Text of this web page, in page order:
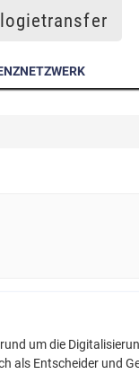
um die
als Entscheider und